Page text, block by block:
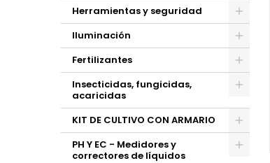
Herramientas y seguridad
Iluminación
Fertilizantes
Insecticidas, fungicidas,
acaricidas
KIT DE CULTIVO CON ARMARIO
PH Y EC - Medidores y
correctores de líquidos